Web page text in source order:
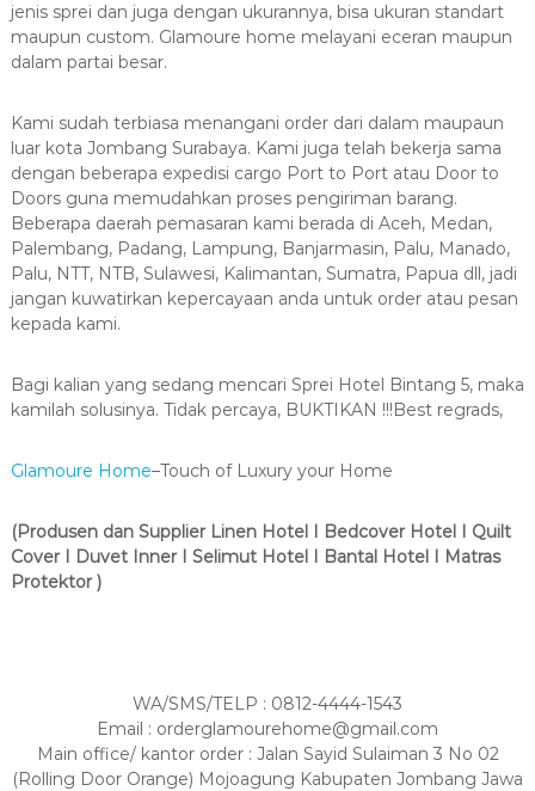
jenis sprei dan juga dengan ukurannya, bisa ukuran standart
maupun custom. Glamoure home melayani eceran maupun
dalam partai besar.
Kami sudah terbiasa menangani order dari dalam maupaun
luar kota Jombang Surabaya. Kami juga telah bekerja sama
dengan beberapa expedisi cargo Port to Port atau Door to
Doors guna memudahkan proses pengiriman barang.
Beberapa daerah pemasaran kami berada di Aceh, Medan,
Palembang, Padang, Lampung, Banjarmasin, Palu, Manado,
Palu, NTT, NTB, Sulawesi, Kalimantan, Sumatra, Papua dll, jadi
jangan kuwatirkan kepercayaan anda untuk order atau pesan
kepada kami.
Bagi kalian yang sedang mencari Sprei Hotel Bintang 5, maka
kamilah solusinya. Tidak percaya, BUKTIKAN !!!Best regrads,
Glamoure Home–Touch of Luxury your Home
(Produsen dan Supplier Linen Hotel I Bedcover Hotel I Quilt
Cover I Duvet Inner I Selimut Hotel I Bantal Hotel I Matras
Protektor )
WA/SMS/TELP : 0812-4444-1543
Email : orderglamourehome@gmail.com
Main office/ kantor order : Jalan Sayid Sulaiman 3 No 02
(Rolling Door Orange) Mojoagung Kabupaten Jombang Jawa